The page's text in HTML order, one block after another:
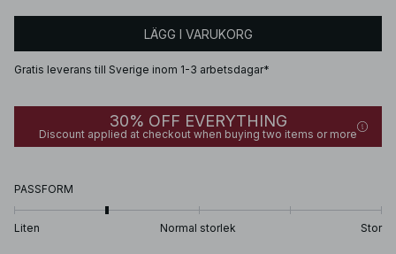
LÄGG I VARUKORG
Gratis leverans till Sverige inom 1-3 arbetsdagar*
30% OFF EVERYTHING
Discount applied at checkout when buying two items or more
PASSFORM
Liten Normal storlek Stor